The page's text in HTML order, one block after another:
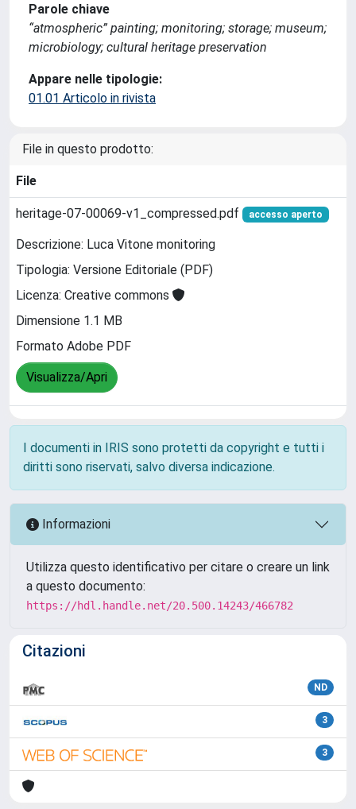
Parole chiave
“atmospheric” painting; monitoring; storage; museum;
microbiology; cultural heritage preservation
Appare nelle tipologie:
01.01 Articolo in rivista
File in questo prodotto:
File
heritage-07-00069-v1_compressed.pdf accesso aperto
Descrizione: Luca Vitone monitoring
Tipologia: Versione Editoriale (PDF)
Licenza: Creative commons
Dimensione 1.1 MB
Formato Adobe PDF
Visualizza/Apri
I documenti in IRIS sono protetti da copyright e tutti i
diritti sono riservati, salvo diversa indicazione.
Informazioni
Utilizza questo identificativo per citare o creare un link
a questo documento:
https://hdl.handle.net/20.500.14243/466782
Citazioni
ND
3
3